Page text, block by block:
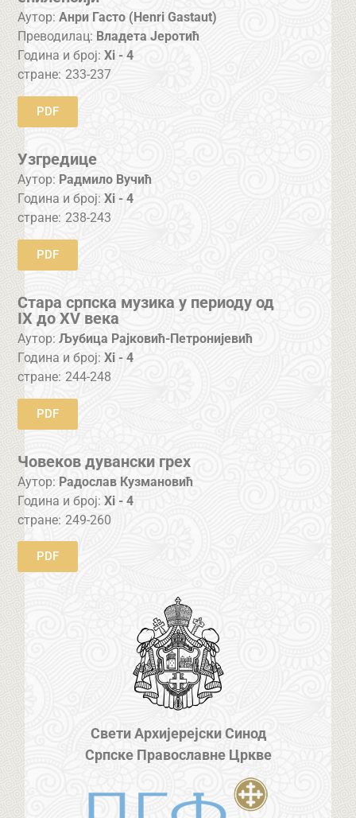
Аутор: Анри Гасто (Henri Gastaut)
Преводилац: Владета Јеротић
Година и број:Xi - 4
стране: 233-237
PDF
Узгредице
Аутор: Радмило Вучић
Година и број:Xi - 4
стране: 238-243
PDF
Стара српска музика у периоду од
IX до XV века
Аутор: Љубица Рајковић-Петронијевић
Година и број:Xi - 4
стране: 244-248
PDF
Човеков дувански грех
Аутор: Радослав Кузмановић
Година и број:Xi - 4
стране: 249-260
PDF
Свети Архијерејски Синод
Српске Православне Цркве